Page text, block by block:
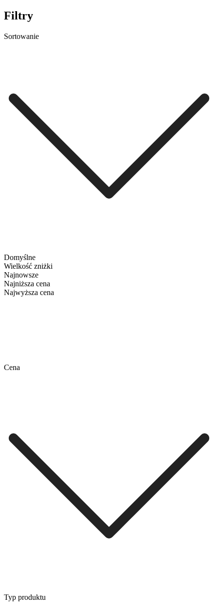
Filtry
Sortowanie
Domyślne
Wielkość zniżki
Najnowsze
Najniższa cena
Najwyższa cena
Cena
Typ produktu